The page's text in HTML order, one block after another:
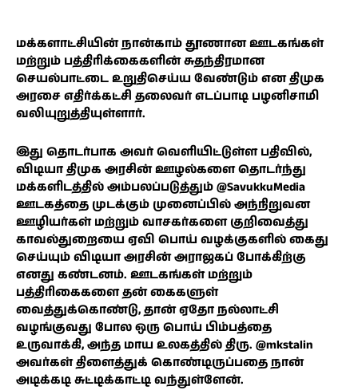
மக்களாட்சியின் நான்காம் தூணான ஊடகங்கள்
மற்றும் பத்திரிக்கைகளின் சுதந்திரமான
செயல்பாட்டை உறுதிசெய்ய வேண்டும் என திமுக
அரசை எதிர்க்கட்சி தலைவர் எடப்பாடி பழனிசாமி
வலியுறுத்தியுள்ளார்.
இது தொடர்பாக அவர் வெளியிட்டுள்ள பதிவில்,
விடியா திமுக அரசின் ஊழல்களை தொடர்ந்து
மக்களிடத்தில் அம்பலப்படுத்தும் @SavukkuMedia
ஊடகத்தை முடக்கும் முனைப்பில் அந்நிறுவன
ஊழியர்கள் மற்றும் வாசகர்களை குறிவைத்து
காவல்துறையை ஏவி பொய் வழக்குகளில் கைது
செய்யும் விடியா அரசின் அராஜகப் போக்கிற்கு
எனது கண்டனம். ஊடகங்கள் மற்றும்
பத்திரிகைகளை தன் கைகளுள்
வைத்துக்கொண்டு, தான் ஏதோ நல்லாட்சி
வழங்குவது போல ஒரு பொய் பிம்பத்தை
உருவாக்கி, அந்த மாய உலகத்தில் திரு. @mkstalin
அவர்கள் திளைத்துக் கொண்டிருப்பதை நான்
அடிக்கடி சுட்டிக்காட்டி வந்துள்ளேன்.